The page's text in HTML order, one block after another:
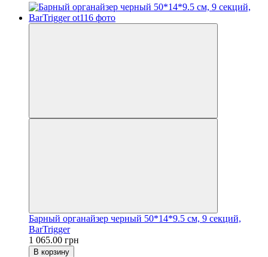
Барный органайзер черный 50*14*9.5 см, 9 секций,
BarTrigger
1 065.00 грн
В корзину